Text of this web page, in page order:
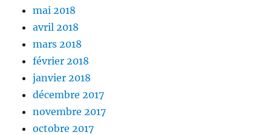
mai 2018
avril 2018
mars 2018
février 2018
janvier 2018
décembre 2017
novembre 2017
octobre 2017